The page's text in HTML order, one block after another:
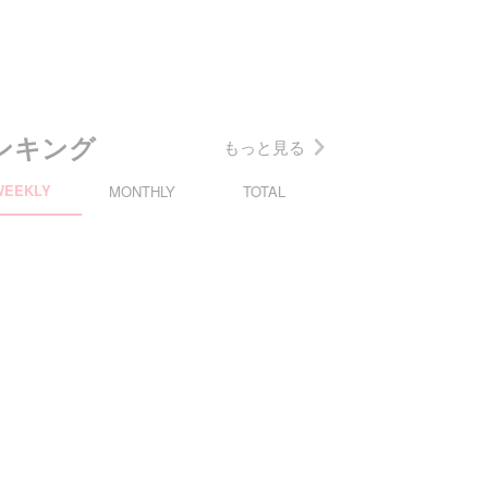
キング もっと見る
MONTHLY TOTAL